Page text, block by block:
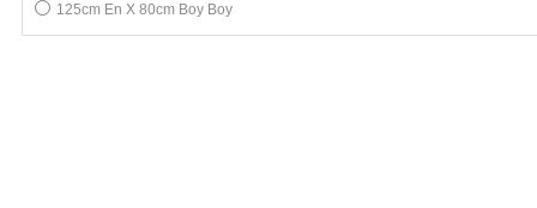
125cm En X 80cm Boy Boy